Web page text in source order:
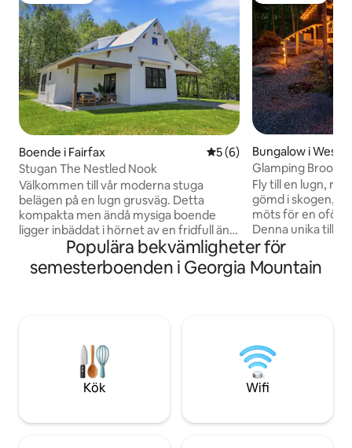
Boende i Fairfax 5 av 5 i genomsnittligt
5 (6)
Stugan The Nestled Nook
Välkommen till vår moderna stuga
belägen på en lugn grusväg. Detta
kompakta men ändå mysiga boende
ligger inbäddat i hörnet av en fridfull äng
och är omsorgsfullt utformat med
komfort och avkoppling i åtanke. Den
ljusa och stilfulla inredningen, den varma
Bara 10 minuter till centrala St. Albans
och 30 minuter till Burlington – det är
den perfekta flykten för affärer eller
Bungalow i
Glamping
Fly till en lugn,
gömd i skogen,
möts för en
Denna unika
är utformad för
och återförenas. I
stugan finns en
avkoppling. Detta
boende. Sakta ner, ladda batterierna och
skapa varaktiga
Populära bekvämligheter för
semesterboenden i Georgia Mountain
Kök Wifi